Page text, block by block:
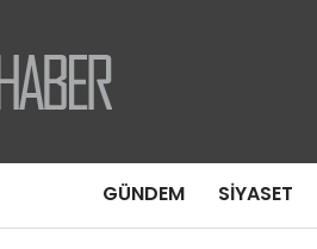
GÜNDEM SIYASET